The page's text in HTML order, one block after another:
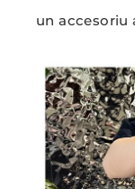
un accesoriu